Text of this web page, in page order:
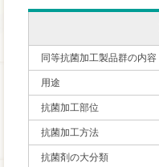
同等抗菌加工製品群の内容
用途
抗菌加工部位
抗菌加工方法
抗菌剤の大分類